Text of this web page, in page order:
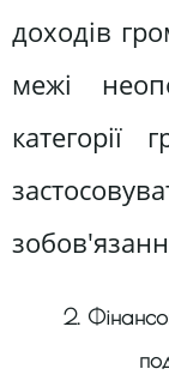
доходів
межі
категорії
2.